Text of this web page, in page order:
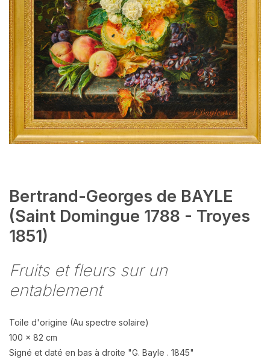
Bertrand-Georges de BAYLE
(Saint Domingue 1788 - Troyes
1851)
Fruits et fleurs sur un
entablement
Toile d'origine (Au spectre solaire)
100 x 82 cm
Signé et daté en bas à droite "G. Bayle . 1845"